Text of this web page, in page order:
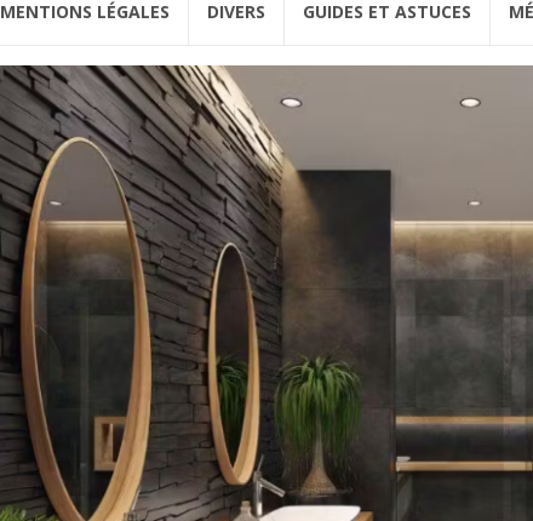
MENTIONS LÉGALES DIVERS GUIDES ET ASTUCES